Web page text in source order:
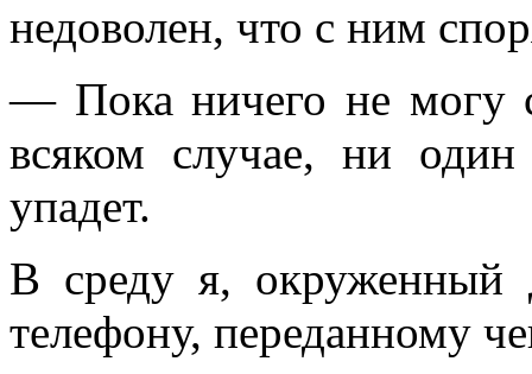
недоволен, что с ним
— Пока ничего не могу
всяком случае, ни
упадет.
В среду я, окруженный
телефону, переданному